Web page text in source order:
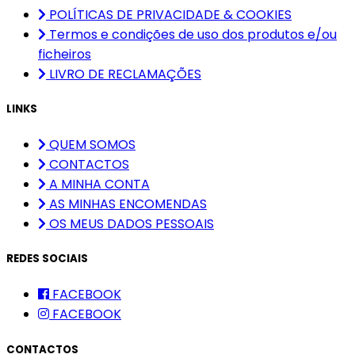
POLÍTICAS DE PRIVACIDADE & COOKIES
Termos e condições de uso dos produtos e/ou
ficheiros
LIVRO DE RECLAMAÇÕES
LINKS
QUEM SOMOS
CONTACTOS
A MINHA CONTA
AS MINHAS ENCOMENDAS
OS MEUS DADOS PESSOAIS
REDES SOCIAIS
FACEBOOK
FACEBOOK
CONTACTOS